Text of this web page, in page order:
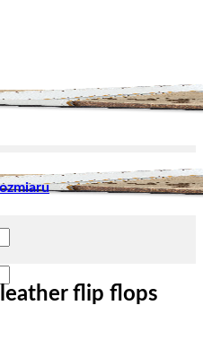
flip flops